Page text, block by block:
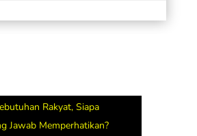
Rakyat, Siapa
Jawab Memperhatikan?